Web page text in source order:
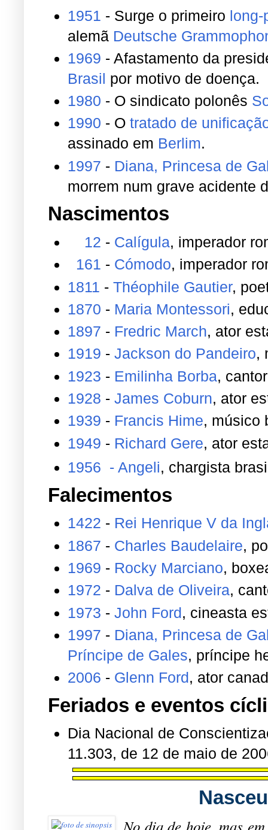
1951 - Surge o primeiro long-
alemã Deutsche
1969 - Afastamento da
Brasil por motivo de doença.
1980 - O sindicato polonês
1990 - O tratado de
assinado em Berlim.
1997 - Diana, Princesa de
morrem num grave acidente
Nascimentos
12 - Calígula, imperador
161 - Cómodo, imperador
1811 - Théophile Gautier,
1870 - Maria Montessori,
1897 - Fredric March, ator
1919 - Jackson do Pandeiro,
1923 - Emilinha Borba,
1928 - James Coburn, ator
1939 - Francis Hime, músico
1949 - Richard Gere, ator
1956 - Angeli, chargista
Falecimentos
1422 - Rei Henrique V da
1867 - Charles Baudelaire,
1969 - Rocky Marciano,
1972 - Dalva de Oliveira,
1973 - John Ford, cineasta
1997 - Diana, Princesa de
Príncipe de Gales, príncipe
2006 - Glenn Ford, ator
Feriados e eventos
Dia Nacional de
11.303, de 12 de maio de
No dia de hoje, mas